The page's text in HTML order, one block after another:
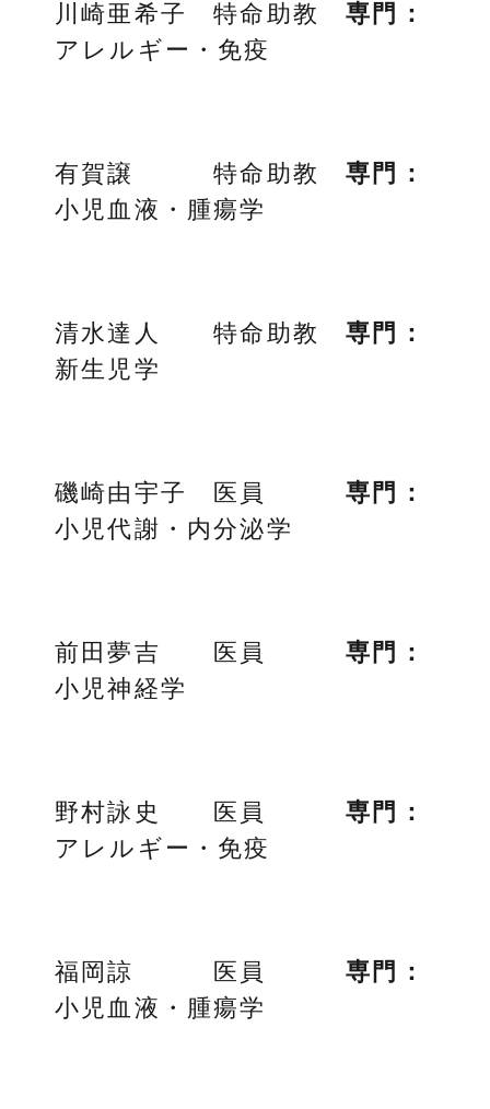
川崎亜希子 特命助教専門：
アレルギー・免疫
有賀譲 特命助教専門：
小児血液・腫瘍学
清水達人 特命助教専門：
新生児学
磯崎由宇子 医員専門：
小児代謝・内分泌学
前田夢吉 医員専門：
小児神経学
野村詠史 医員専門：
アレルギー・免疫
福岡諒 医員専門：
小児血液・腫瘍学